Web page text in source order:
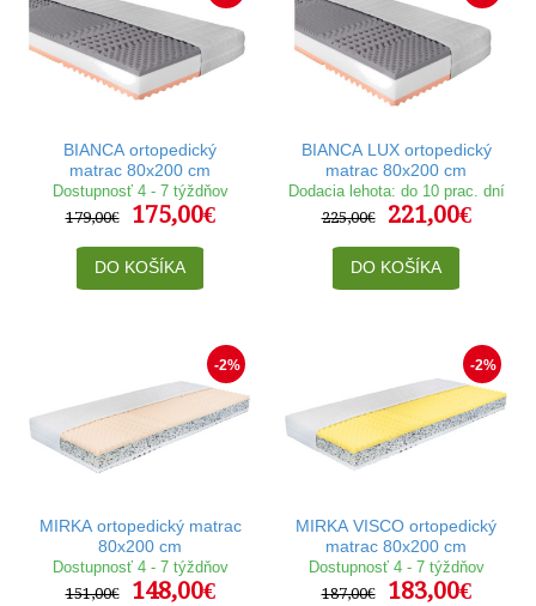
BIANCA ortopedický
matrac 80x200 cm
Dostupnosť 4 - 7 týždňov
179,00€
175,00€
DO KOŠÍKA
BIANCA LUX ortopedický
matrac 80x200 cm
Dodacia lehota: do 10 prac. dní
225,00€
221,00€
DO KOŠÍKA
-2%
MIRKA ortopedický matrac
80x200 cm
Dostupnosť 4 - 7 týždňov
151,00€
148,00€
-2%
MIRKA VISCO ortopedický
matrac 80x200 cm
Dostupnosť 4 - 7 týždňov
187,00€
183,00€